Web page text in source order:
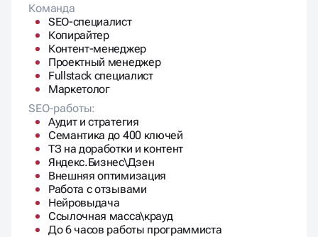
Команда
SEO-специалист
Копирайтер
Контент-менеджер
Проектный менеджер
Fullstack специалист
Маркетолог
SEO-работы:
Аудит и стратегия
Семантика до 400 ключей
ТЗ на доработки и контент
Яндекс.Бизнес\Дзен
Внешняя оптимизация
Работа с отзывами
Нейровыдача
Ссылочная масса\крауд
До 6 часов работы программиста